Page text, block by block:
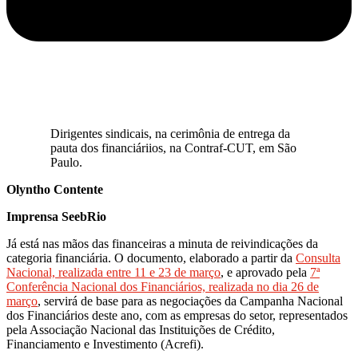
Dirigentes sindicais, na cerimônia de entrega da
pauta dos financiáriios, na Contraf-CUT, em São
Paulo.
Olyntho Contente
Imprensa SeebRio
Já está nas mãos das financeiras a minuta de reivindicações da
categoria financiária. O documento, elaborado a partir da Consulta
Nacional, realizada entre 11 e 23 de março, e aprovado pela 7ª
Conferência Nacional dos Financiários, realizada no dia 26 de
março, servirá de base para as negociações da Campanha Nacional
dos Financiários deste ano, com as empresas do setor, representados
pela Associação Nacional das Instituições de Crédito,
Financiamento e Investimento (Acrefi).